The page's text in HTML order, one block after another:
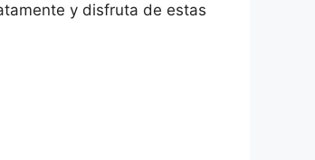
y disfruta de estas